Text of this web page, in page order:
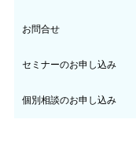
お問合せ
セミナーのお申し込み
個別相談のお申し込み